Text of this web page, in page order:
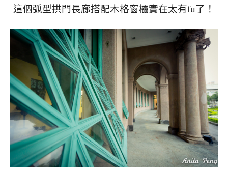
這個弧型拱門長廊搭配木格窗櫺實在太有fu了！